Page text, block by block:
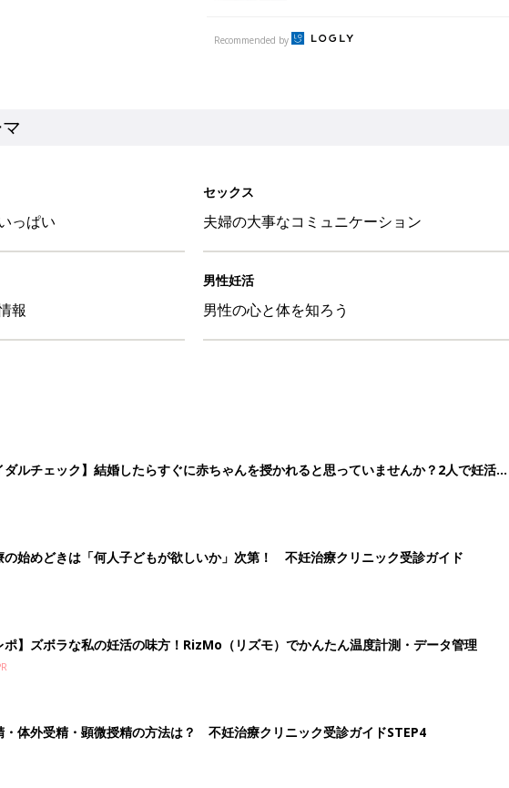
Recommended by
っぱい
セックス
夫婦の大事なコミュニケーション
報
男性妊活
男性の心と体を知ろう
ダルチェック】結婚したらすぐに赤ちゃんを授かれると思っていませんか？2人で妊活ス
う
の始めどきは「何人子どもが欲しいか」次第！ 不妊治療クリニック受診ガイド
ポ】ズボラな私の妊活の味方！RizMo（リズモ）でかんたん温度計測・データ管理
・体外受精・顕微授精の方法は？ 不妊治療クリニック受診ガイドSTEP4